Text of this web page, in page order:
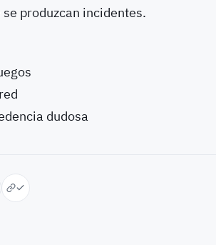
produzcan incidentes.
dudosa